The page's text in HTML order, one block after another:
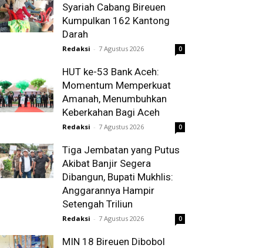
Syariah Cabang Bireuen
Kumpulkan 162 Kantong
Darah
Redaksi - 7 Agustus 2026 0
HUT ke-53 Bank Aceh:
Momentum Memperkuat
Amanah, Menumbuhkan
Keberkahan Bagi Aceh
Redaksi - 7 Agustus 2026 0
Tiga Jembatan yang Putus
Akibat Banjir Segera
Dibangun, Bupati Mukhlis:
Anggarannya Hampir
Setengah Triliun
Redaksi - 7 Agustus 2026 0
MIN 18 Bireuen Dibobol